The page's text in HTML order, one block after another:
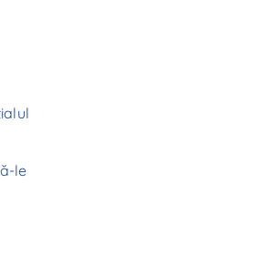
le